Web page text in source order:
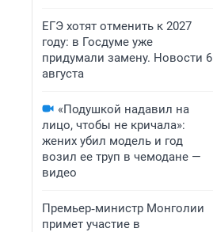
ЕГЭ хотят отменить к 2027
году: в Госдуме уже
придумали замену. Новости 6
августа
«Подушкой надавил на
лицо, чтобы не кричала»:
жених убил модель и год
возил ее труп в чемодане —
видео
Премьер‑министр Монголии
примет участие в